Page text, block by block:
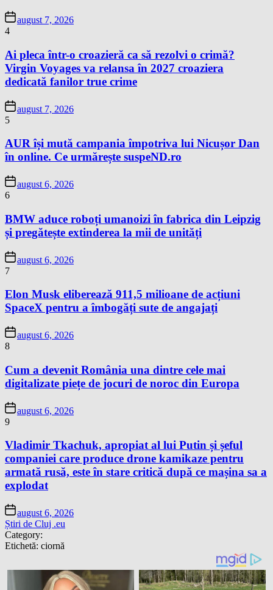
august 7, 2026
4
Ai pleca într-o croazieră ca să rezolvi o crimă?
Virgin Voyages va relansa în 2027 croaziera
dedicată fanilor true crime
august 7, 2026
5
AUR își mută campania împotriva lui Nicușor Dan
în online. Ce urmărește suspeND.ro
august 6, 2026
6
BMW aduce roboți umanoizi în fabrica din Leipzig
și pregătește extinderea la mii de unități
august 6, 2026
7
Elon Musk eliberează 911,5 milioane de acțiuni
SpaceX pentru a îmbogăți sute de angajați
august 6, 2026
8
Cum a devenit România una dintre cele mai
digitalizate piețe de jocuri de noroc din Europa
august 6, 2026
9
Vladimir Tkachuk, apropiat al lui Putin și șeful
companiei care produce drone kamikaze pentru
armată rusă, este în stare critică după ce mașina sa a
explodat
august 6, 2026
Știri de Cluj .eu
Category:
Etichetă: ciornă